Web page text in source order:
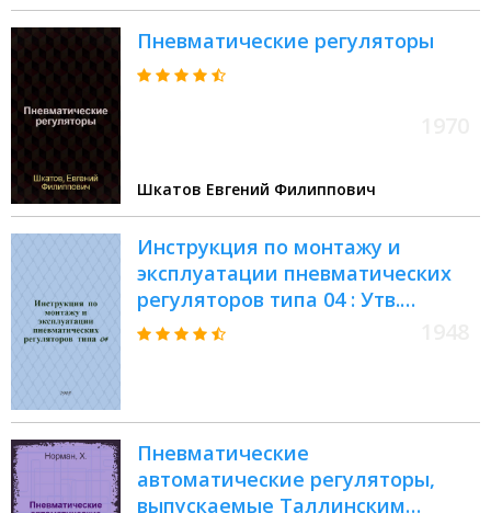
Пневматические регуляторы
Шкатов Евгений Филиппович
Инструкция по монтажу и
эксплуатации пневматических
регуляторов типа 04 : Утв.
Заводом тепловых измерит.
Пневматические
автоматические регуляторы,
выпускаемые Таллинским